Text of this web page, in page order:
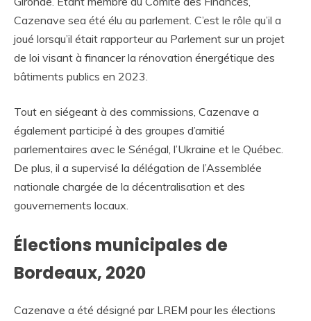
Cazenave sea été élu au parlement. C’est le rôle qu’il a
joué lorsqu’il était rapporteur au Parlement sur un projet
de loi visant à financer la rénovation énergétique des
bâtiments publics en 2023.
Tout en siégeant à des commissions, Cazenave a
également participé à des groupes d’amitié
parlementaires avec le Sénégal, l’Ukraine et le Québec.
De plus, il a supervisé la délégation de l’Assemblée
nationale chargée de la décentralisation et des
gouvernements locaux.
Élections municipales de
Bordeaux, 2020
Cazenave a été désigné par LREM pour les élections